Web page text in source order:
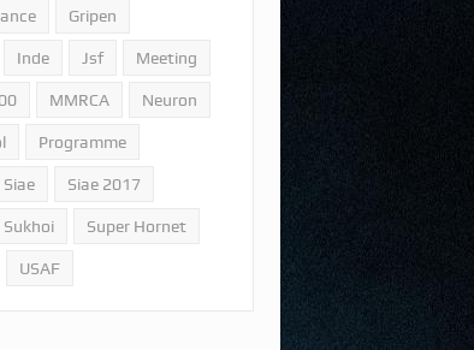
Gripen
Inde Jsf Meeting
MMRCA Neuron
Programme
Siae Siae 2017
Sukhoi Super Hornet
USAF